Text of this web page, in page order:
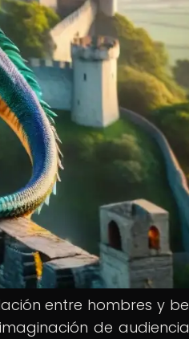
entre hombres y
de